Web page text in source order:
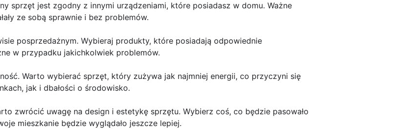
sprzęt jest zgodny z innymi urządzeniami, które posiadasz w domu. Ważne
ze sobą sprawnie i bez problemów.
posprzedażnym. Wybieraj produkty, które posiadają odpowiednie
w przypadku jakichkolwiek problemów.
Warto wybierać sprzęt, który zużywa jak najmniej energii, co przyczyni się
jak i dbałości o środowisko.
zwrócić uwagę na design i estetykę sprzętu. Wybierz coś, co będzie pasowało
mieszkanie będzie wyglądało jeszcze lepiej.